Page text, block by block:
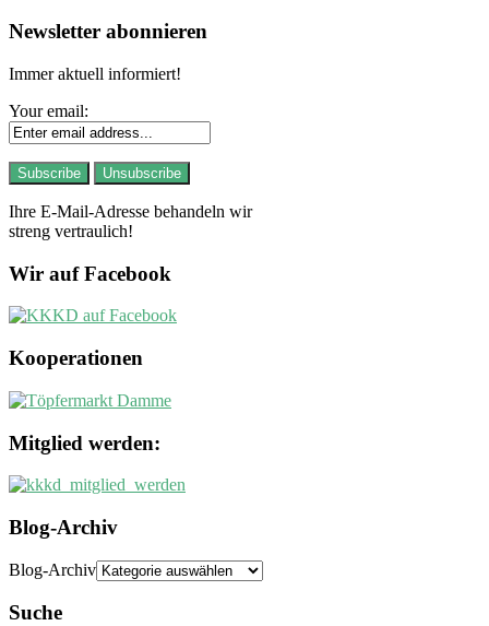
Newsletter abonnieren
Immer aktuell informiert!
Your email:
Ihre E-Mail-Adresse behandeln wir
streng vertraulich!
Wir auf Facebook
Kooperationen
Mitglied werden:
Blog-Archiv
Blog-Archiv
Suche